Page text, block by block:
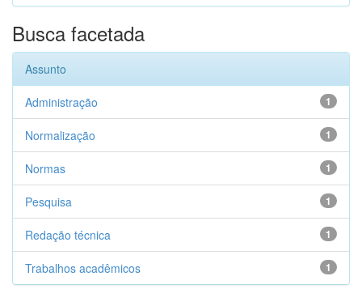
Busca facetada
Assunto
1
Administração
1
Normalização
1
Normas
1
Pesquisa
1
Redação técnica
1
Trabalhos acadêmicos